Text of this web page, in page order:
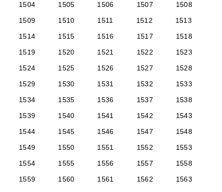
1504
1505 1506 1507
1508
1509
1510 1511 1512
1513
1514
1515 1516 1517
1518
1519
1520 1521 1522
1523
1524
1525 1526 1527
1528
1529
1530 1531 1532
1533
1534
1535 1536 1537
1538
1539
1540 1541 1542
1543
1544
1545 1546 1547
1548
1549
1550 1551 1552
1553
1554
1555 1556 1557
1558
1559
1560 1561 1562
1563